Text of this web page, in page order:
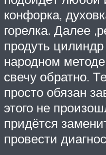
конфорка,
горелка. Далее
продуть
народном
свечу обратно.
просто обязан
этого не
придётся
провести